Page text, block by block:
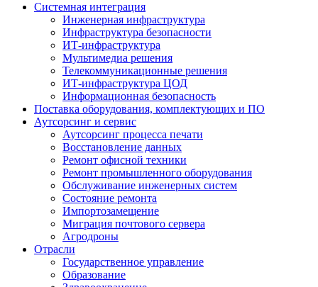
Системная интеграция
Инженерная инфраструктура
Инфраструктура безопасности
ИТ-инфраструктура
Мультимедиа решения
Телекоммуникационные решения
ИТ-инфраструктура ЦОД
Информационная безопасность
Поставка оборудования, комплектующих и ПО
Аутсорсинг и сервис
Аутсорсинг процесса печати
Восстановление данных
Ремонт офисной техники
Ремонт промышленного оборудования
Обслуживание инженерных систем
Состояние ремонта
Импортозамещение
Миграция почтового сервера
Агродроны
Отрасли
Государственное управление
Образование